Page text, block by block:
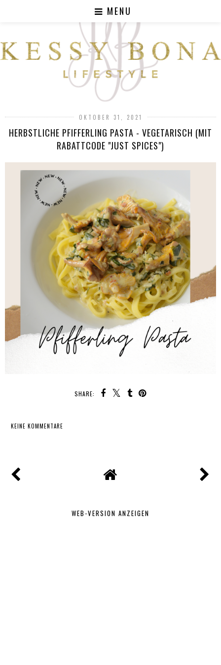
MENU
OKTOBER 31, 2021
HERBSTLICHE PFIFFERLING PASTA - VEGETARISCH (MIT
RABATTCODE "JUST SPICES")
SHARE:
KEINE KOMMENTARE
WEB-VERSION ANZEIGEN